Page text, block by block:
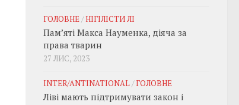
ГОЛОВНЕ/НІГІЛІСТИ ЛІ
Пам’яті Макса Науменка, діяча за
права тварин
27 ЛИС, 2023
INTER/ANTINATIONAL/ГОЛОВНЕ
Ліві мають підтримувати закон і